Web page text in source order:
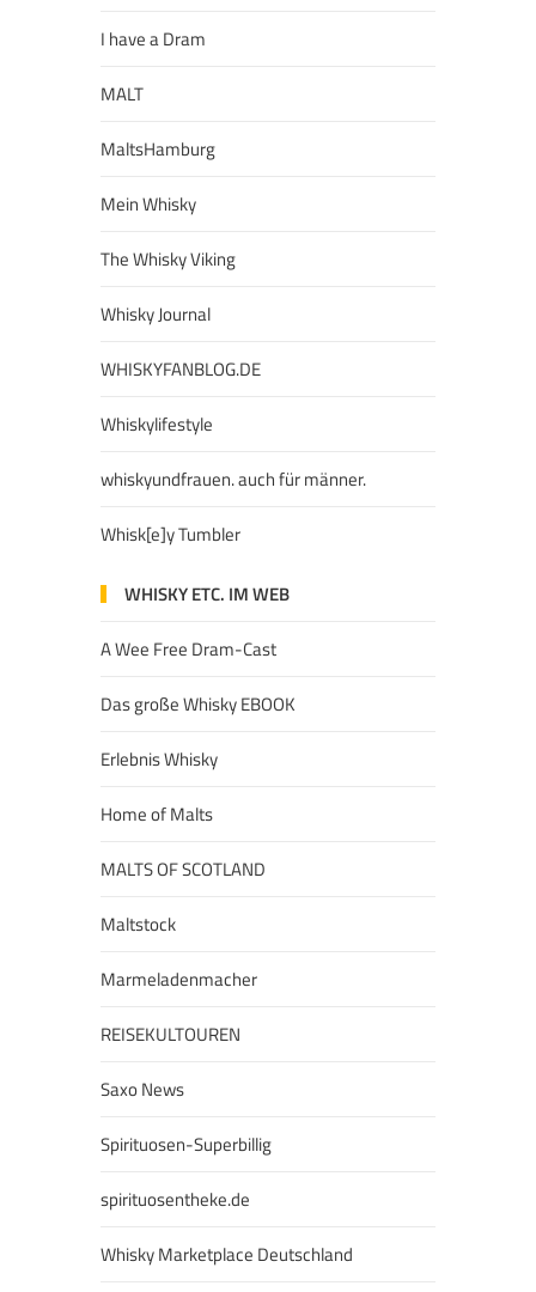
I have a Dram
MALT
MaltsHamburg
Mein Whisky
The Whisky Viking
Whisky Journal
WHISKYFANBLOG.DE
Whiskylifestyle
whiskyundfrauen. auch für männer.
Whisk[e]y Tumbler
WHISKY ETC. IM WEB
A Wee Free Dram-Cast
Das große Whisky EBOOK
Erlebnis Whisky
Home of Malts
MALTS OF SCOTLAND
Maltstock
Marmeladenmacher
REISEKULTOUREN
Saxo News
Spirituosen-Superbillig
spirituosentheke.de
Whisky Marketplace Deutschland